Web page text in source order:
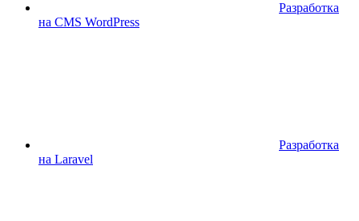
Разработка
на CMS WordPress
Разработка
на Laravel